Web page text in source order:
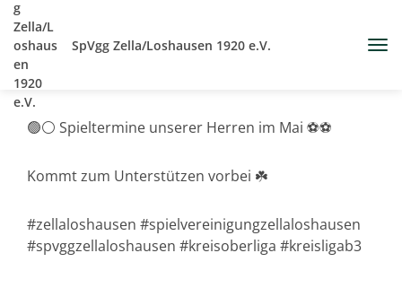
SpVgg Zella/Loshausen 1920 e.V.
🟢⚪️ Spieltermine unserer Herren im Mai ⚽️⚽️
Kommt zum Unterstützen vorbei ☘️
#zellaloshausen #spielvereinigungzellaloshausen
#spvggzellaloshausen #kreisoberliga #kreisligab3